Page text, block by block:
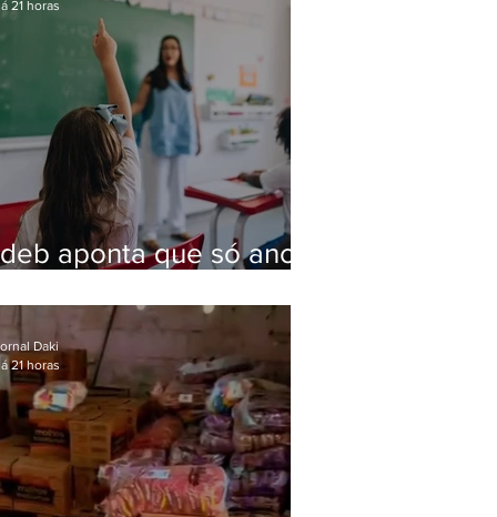
aponta que só anos
da educação
21 horas
Daki
21 horas